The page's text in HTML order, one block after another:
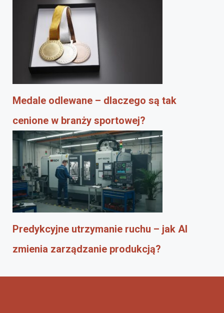
Medale odlewane – dlaczego są tak
cenione w branży sportowej?
Predykcyjne utrzymanie ruchu – jak AI
zmienia zarządzanie produkcją?